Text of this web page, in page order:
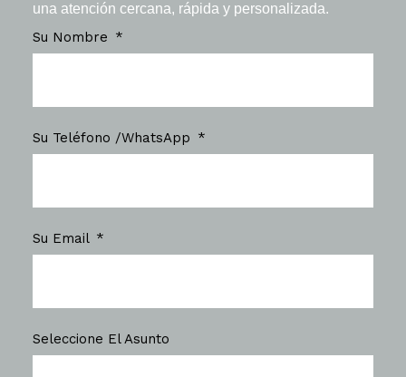
una atención cercana, rápida y personalizada.
Su Nombre
Su Teléfono /WhatsApp
Su Email
Seleccione El Asunto